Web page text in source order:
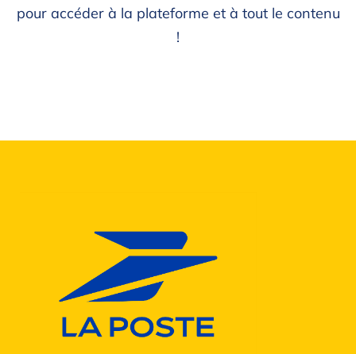
pour accéder à la plateforme et à tout le contenu
!